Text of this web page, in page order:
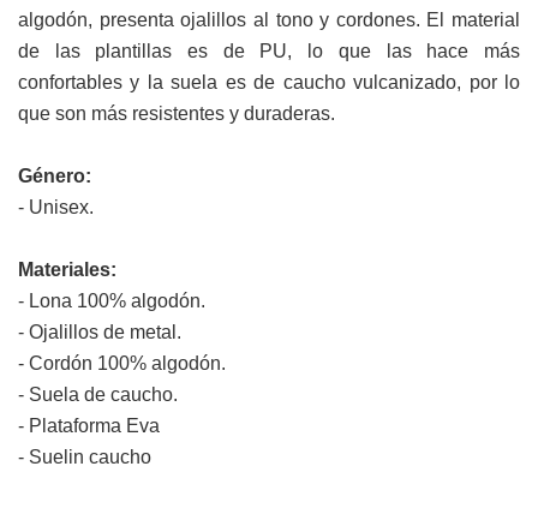
algodón, presenta ojalillos al tono y cordones. El material
de las plantillas es de PU, lo que las hace más
confortables y la suela es de caucho vulcanizado, por lo
que son más resistentes y duraderas.
Género:
- Unisex.
Materiales:
- Lona 100% algodón.
- Ojalillos de metal.
- Cordón 100% algodón.
- Suela de caucho.
- Plataforma Eva
- Suelin caucho